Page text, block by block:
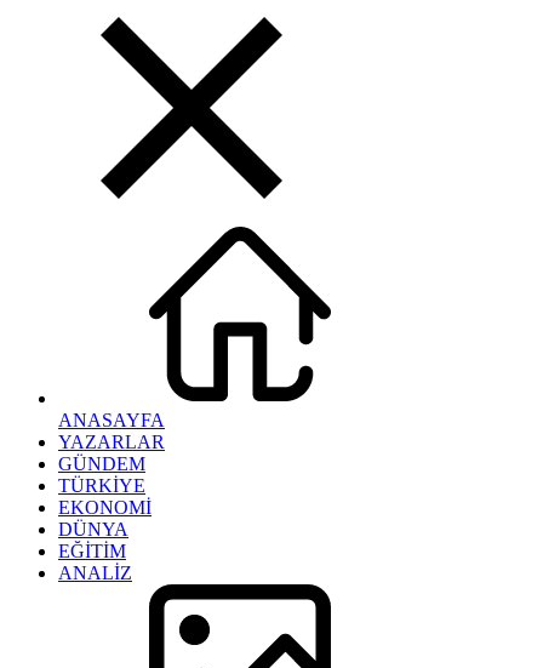
ANASAYFA
YAZARLAR
GÜNDEM
TÜRKİYE
EKONOMİ
DÜNYA
EĞİTİM
ANALİZ